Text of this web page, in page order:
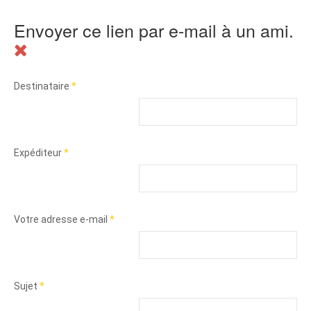
Envoyer ce lien par e-mail à un ami.
Destinataire *
Expéditeur*
Votre adresse e-mail *
Sujet *